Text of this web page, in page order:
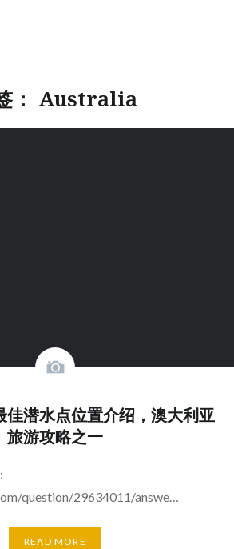
： Australia
佳潜水点位置介绍，澳大利亚
旅游攻略之一
question/29634011/answe…
READ MORE